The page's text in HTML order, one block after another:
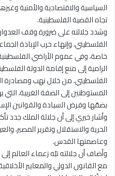
السياسية والاقتصادية والأمنية
تجاه القضية الفلسطينية.
وشدد جلالته على ضرورة وقف
الفلسطيني، وإنهاء حرب الإبادة
خاصة، وفي عموم الأراضي
الرامية إلى منع إقامة الدولة
الفلسطيني، من خلال نهب ومصادرة
المستوطنين إلى الضفة الغربية،
بضمّها وفرض السيادة والقوانين
وأشار خيري إلى أن جلالة الملك
الحرية والاستقلال وتقرير المصير،
وعاصمتها القدس.
وأضاف أن جلالته نبّه زعماء العالم
مع القانون الدولي والمعايير